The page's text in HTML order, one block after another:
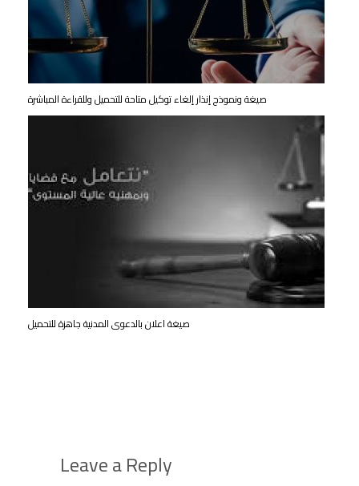
صيغة ونموذج إنذار إلغاء توكيل متاحة للتحميل وللقراءة المباشرة
صيغة اعلان بالدعوى المدنية جاهزة للتحميل
Leave a Reply